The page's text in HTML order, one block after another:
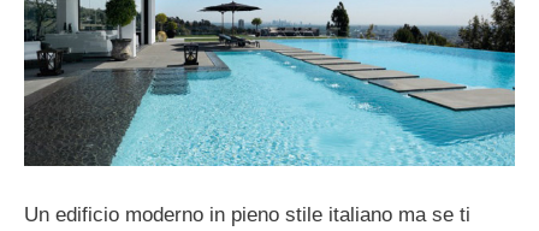
Un edificio moderno in pieno stile italiano ma se ti